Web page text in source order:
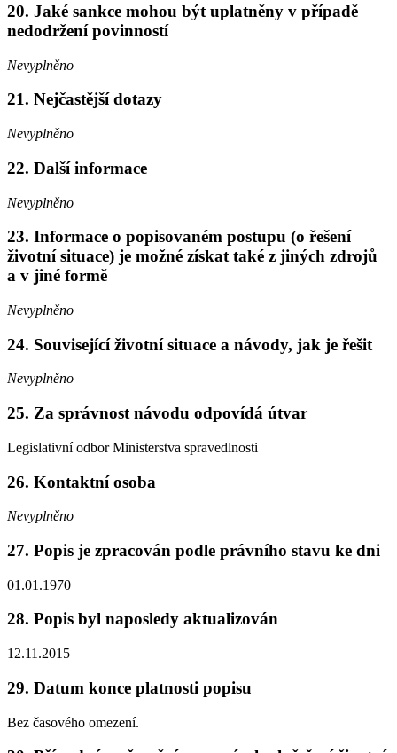
20. Jaké sankce mohou být uplatněny v případě
nedodržení povinností
Nevyplněno
21. Nejčastější dotazy
Nevyplněno
22. Další informace
Nevyplněno
23. Informace o popisovaném postupu (o řešení
životní situace) je možné získat také z jiných zdrojů
a v jiné formě
Nevyplněno
24. Související životní situace a návody, jak je řešit
Nevyplněno
25. Za správnost návodu odpovídá útvar
Legislativní odbor Ministerstva spravedlnosti
26. Kontaktní osoba
Nevyplněno
27. Popis je zpracován podle právního stavu ke dni
01.01.1970
28. Popis byl naposledy aktualizován
12.11.2015
29. Datum konce platnosti popisu
Bez časového omezení.